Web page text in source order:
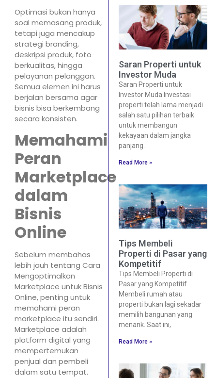
Optimasi bukan hanya
soal memasang produk,
tetapi juga mencakup
strategi branding,
deskripsi produk, foto
berkualitas, hingga
pelayanan pelanggan.
Semua elemen ini harus
berjalan bersama agar
bisnis bisa berkembang
secara konsisten.
Memahami
Peran
Marketplace
dalam
Bisnis
Online
Sebelum membahas
lebih jauh tentang Cara
Mengoptimalkan
Marketplace untuk Bisnis
Online, penting untuk
memahami peran
marketplace itu sendiri.
Marketplace adalah
platform digital yang
mempertemukan
penjual dan pembeli
dalam satu tempat.
Saran Properti untuk
Investor Muda
Saran Properti untuk
Investor Muda Investasi
properti telah lama menjadi
salah satu pilihan terbaik
untuk membangun
kekayaan dalam jangka
panjang.
Read More »
Tips Membeli
Properti di Pasar yang
Kompetitif
Tips Membeli Properti di
Pasar yang Kompetitif
Membeli rumah atau
properti bukan lagi sekadar
memilih bangunan yang
menarik. Saat ini,
Read More »